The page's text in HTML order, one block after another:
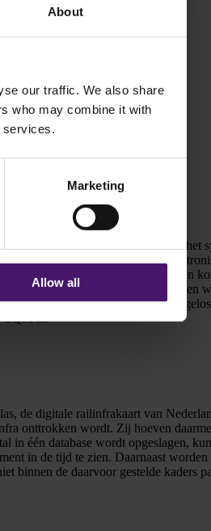
About
our traffic. We also share
who may combine it with
services.
Marketing
Allow all
begin dit jaar werkten we met het
Al deze kaarten sloegen we
voor digitale aanpassing en kaarten
hele opgave was. Bovendien hebben
die direct moeten worden
CQM in.”
de digitale railinfrakaart van
onttrokken wordt. Zij hoeven
in één database wordt opgeslagen,
in de tijd te zien. Daarnaast
binnen de daarvoor gestelde kaders